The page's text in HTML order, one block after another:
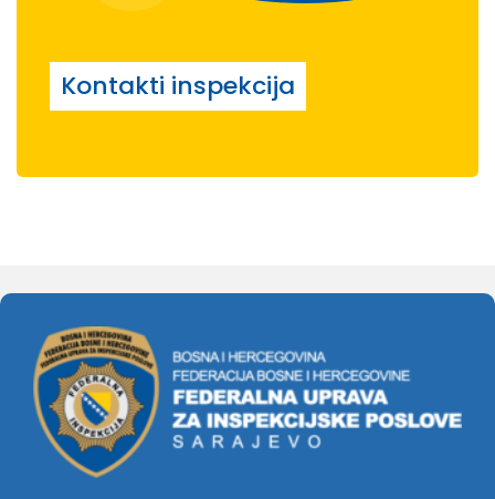
Kontakti inspekcija